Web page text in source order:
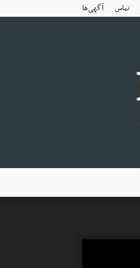
تماس آگهی‌ها